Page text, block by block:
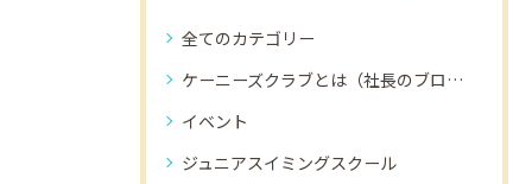
全てのカテゴリー
ケーニーズクラブとは（社長のブログ）
イベント
ジュニアスイミングスクール